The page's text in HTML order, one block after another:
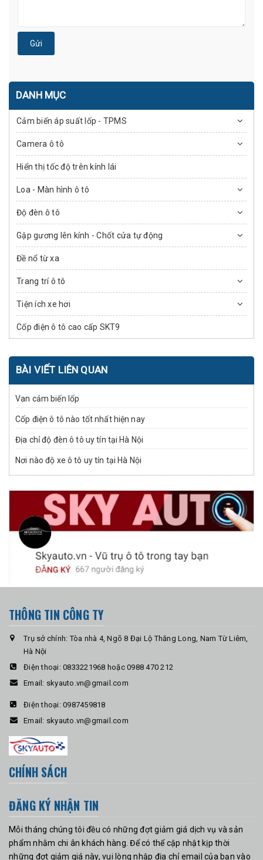
Gửi
DANH MỤC
Cảm biến áp suất lốp - TPMS
Camera ô tô
Hiển thị tốc độ trên kính lái
Loa - Màn hình ô tô
Độ đèn ô tô
Gập gương lên kính - Chốt cửa tự động
Đề nổ từ xa
Trang trí ô tô
Tiện ích xe hơi
Cốp điện ô tô cao cấp SKT9
BÀI VIẾT LIÊN QUAN
Van cảm biến lốp
Cốp điện ô tô nào tốt nhất hiện nay
Địa chỉ độ đèn ô tô uy tín tại Hà Nội
Nơi nào độ xe ô tô uy tín tại Hà Nội
THÔNG TIN CÔNG TY
Trụ sở chính: Tòa nhà 4, Ngõ 8 Đại Lộ Thăng Long, Nam Từ Liêm,
Hà Nội
Điện thoại: 0833221968 hoặc 0988 470 212
Email: skyauto.vn@gmail.com
Điện thoại: 0987459818
Email: skyauto.vn@gmail.com
CHÍNH SÁCH
ĐĂNG KÝ NHẬN TIN
Mỗi tháng chúng tôi đều có những đợt giảm giá dịch vụ và sản
phẩm nhằm chi ân khách hàng. Để có thể cập nhật kịp thời
những đợt giảm giá này, vui lòng nhập địa chỉ email của bạn vào